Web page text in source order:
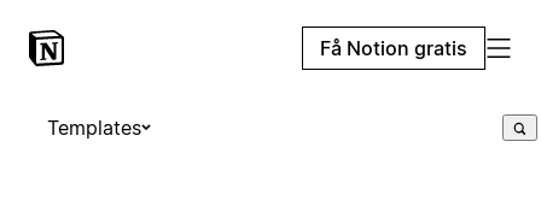
Få Notion gratis
Templates